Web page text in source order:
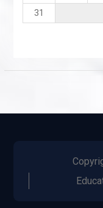
31